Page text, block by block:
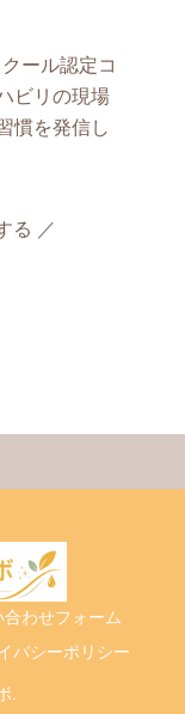
ール認定コ
ビリの現場
慣を発信し
る
合わせフォーム
バシーポリシー
.